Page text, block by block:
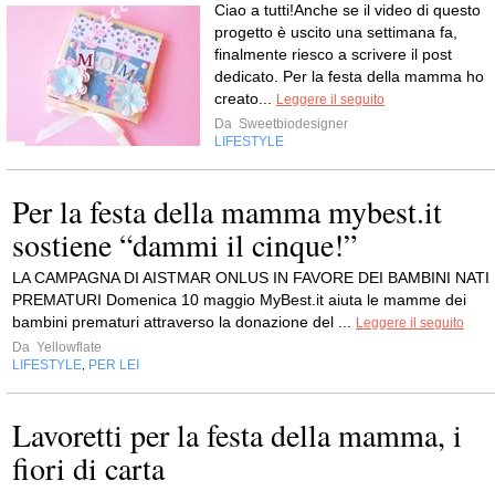
Ciao a tutti!Anche se il video di questo
progetto è uscito una settimana fa,
finalmente riesco a scrivere il post
dedicato. Per la festa della mamma ho
creato... Leggere il seguito
Da Sweetbiodesigner
LIFESTYLE
Per la festa della mamma mybest.it
sostiene “dammi il cinque!”
LA CAMPAGNA DI AISTMAR ONLUS IN FAVORE DEI BAMBINI NATI
PREMATURI Domenica 10 maggio MyBest.it aiuta le mamme dei
bambini prematuri attraverso la donazione del ... Leggere il seguito
Da Yellowflate
LIFESTYLE, PER LEI
Lavoretti per la festa della mamma, i
fiori di carta